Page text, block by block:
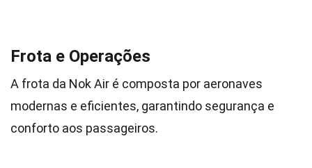
Frota e Operações
A frota da Nok Air é composta por aeronaves
modernas e eficientes, garantindo segurança e
conforto aos passageiros.